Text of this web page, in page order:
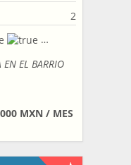
2
EN EL BARRIO
MXN / MES